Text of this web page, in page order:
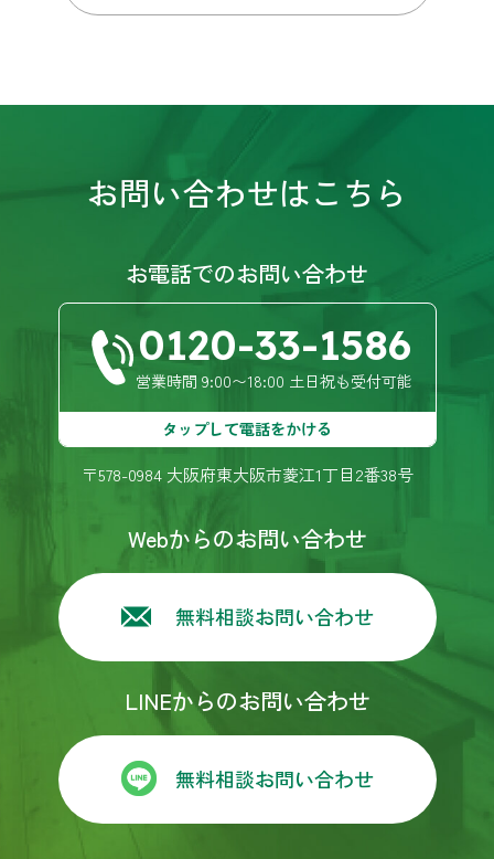
た。
主人と二人になり１階に居間と
キッチンと洗面、浴室、和室があるのですが１階
とキッチンを繫げて広くしようと思いきってリフ
ォームを考えました。古い家の造りと予算の関係
もあり残念ながら洗面、浴室の移動はせず居間と
リフォーム、和室及び１階の内装をして頂きまし
た。担当者の方が親身に考えてアドバイスしてく
ださり本当に有り難かったです。腕のいい職人さ
ん方のご好意で大変満足に仕上がりました👍快適
プライ様にお願いしようと思います！宜しくお願
い致します！長い様で短かったのですが本当にあ
りがとう御座いました！m(_ _)m
森本五月
今回のキッチンリフォームの業
者選びでカプライさんに決めたのは２年半前に遡
ります。浴室をリフォームした際、３社に見積も
りをお願いしました。その時カプライの営業の方
が誠意ある対応して下さり、妥当な価格、最終的
な仕上がりやメンテナンスで満足出来ました。そ
の後のトイレリフォームでも同じ担当者で、迅速
な対応をして下さいました。なので今回も見積も
お問い合わせはこちら
お電話でのお問い合わせ
0120-33-1586
営業時間 9:00〜18:00 土日祝も受付可能
タップして電話をかける
〒578-0984 大阪府東大阪市菱江1丁目2番38号
Webからのお問い合わせ
無料相談お問い合わせ
LINEからのお問い合わせ
無料相談お問い合わせ